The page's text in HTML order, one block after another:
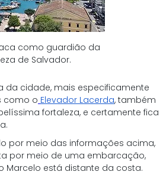
como guardião da
de Salvador.
da cidade, mais especificamente
como o Elevador Lacerda, também
fortaleza, e certamente fica
por meio das informações acima,
por meio de uma embarcação,
Marcelo está distante da costa.